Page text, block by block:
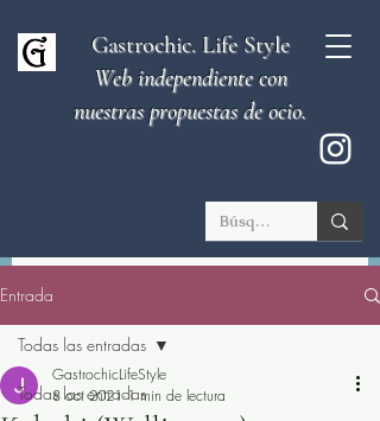
Gastrochic. Life Style
Web independiente con
nuestras propuestas de ocio.
Entrada
Todas las entradas
Todas las entradas
GastrochicLifeStyle
8 oct 2021 1 min de lectura